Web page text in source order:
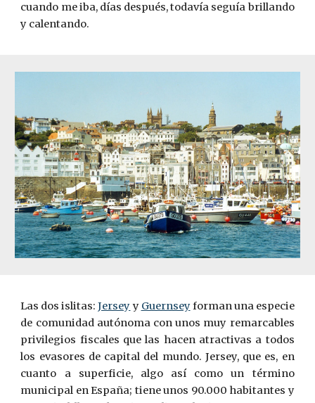
cuando me iba, días después, todavía seguía brillando
y calentando.
Las dos islitas:Jerseyy Guernseyforman una especie
de comunidad autónoma con unos muy remarcables
privilegios fiscales que las hacen atractivas a todos
los evasores de capital del mundo. Jersey, que es, en
cuanto a superficie, algo así como un término
municipal en España; tiene unos 90.000 habitantes y